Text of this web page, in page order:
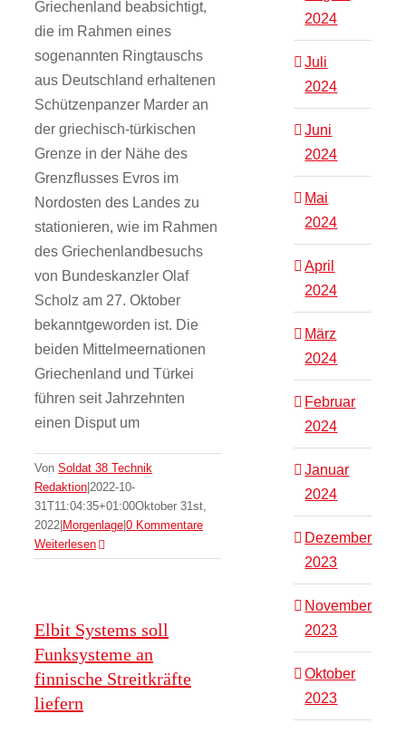
Griechenland beabsichtigt,
die im Rahmen eines
sogenannten Ringtauschs
aus Deutschland erhaltenen
Schützenpanzer Marder an
der griechisch-türkischen
Grenze in der Nähe des
Grenzflusses Evros im
Nordosten des Landes zu
stationieren, wie im Rahmen
des Griechenlandbesuchs
von Bundeskanzler Olaf
Scholz am 27. Oktober
bekanntgeworden ist. Die
beiden Mittelmeernationen
Griechenland und Türkei
führen seit Jahrzehnten
einen Disput um
Von Soldat 38 Technik
Redaktion 2022-10-
31T11:04:35+01:00Oktober 31st,
2022 Morgenlage 0 Kommentare
Weiterlesen
Elbit Systems soll
Funksysteme an
finnische Streitkräfte
liefern
2024
Juli
2024
Juni
2024
Mai
2024
April
2024
März
2024
Februar
2024
Januar
2024
Dezember
2023
November
2023
Oktober
2023